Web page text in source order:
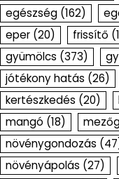
egészség (162)
eper (20) frissítő
gyümölcs (373)
jótékony hatás (26)
kertészkedés (20)
mangó (18)
növénygondozás
növényápolás (27)